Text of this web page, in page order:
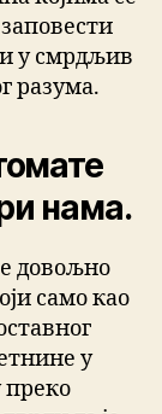
у смрдљив
разума.
нама.
довољно
само као
у
преко